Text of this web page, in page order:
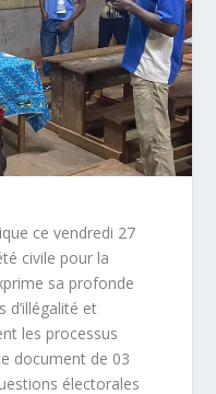
ce vendredi 27
civile pour la
sa profonde
d’illégalité et
les processus
document de 03
électorales